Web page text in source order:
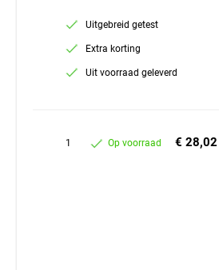
Uitgebreid getest
Extra korting
Uit voorraad geleverd
1 Op voorraad €